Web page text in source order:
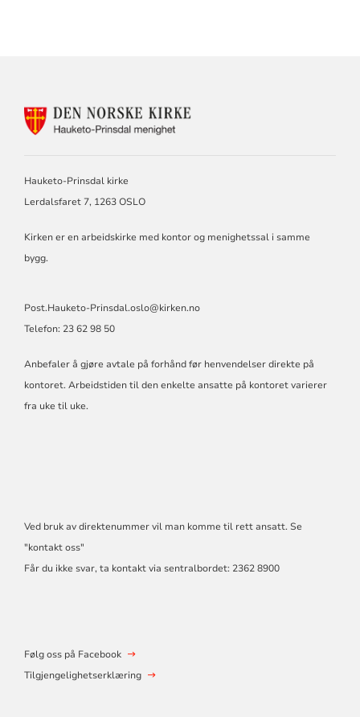
Hauketo-Prinsdal kirke
Lerdalsfaret 7, 1263 OSLO
Kirken er en arbeidskirke med kontor og menighetssal i samme
bygg.
Post.Hauketo-Prinsdal.oslo@kirken.no
Telefon: 23 62 98 50
Anbefaler å gjøre avtale på forhånd før henvendelser direkte på
kontoret. Arbeidstiden til den enkelte ansatte på kontoret varierer
fra uke til uke.
Ved bruk av direktenummer vil man komme til rett ansatt. Se
"kontakt oss"
Får du ikke svar, ta kontakt via sentralbordet: 2362 8900
Følg oss på Facebook
Tilgjengelighetserklæring